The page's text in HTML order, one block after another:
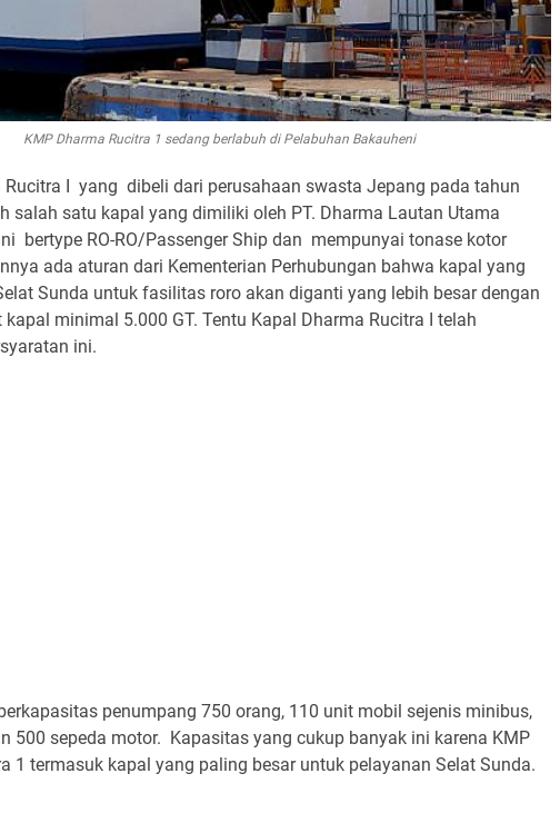
KMP Dharma Rucitra 1 sedang berlabuh di Pelabuhan Bakauheni
Rucitra I yang dibeli dari perusahaan swasta Jepang pada tahun
salah satu kapal yang dimiliki oleh PT. Dharma Lautan Utama
bertype RO-RO/Passenger Ship dan mempunyai tonase kotor
ada aturan dari Kementerian Perhubungan bahwa kapal yang
Sunda untuk fasilitas roro akan diganti yang lebih besar dengan
minimal 5.000 GT. Tentu Kapal Dharma Rucitra I telah
ini.
penumpang 750 orang, 110 unit mobil sejenis minibus,
500 sepeda motor. Kapasitas yang cukup banyak ini karena KMP
1 termasuk kapal yang paling besar untuk pelayanan Selat Sunda.